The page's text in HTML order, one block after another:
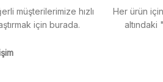
müşterilerimize hızlı
için burada.
Her ürün